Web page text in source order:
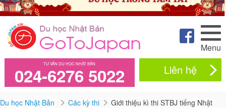
Menu
TƯ VẤN DU HỌC NHẬT BẢN
024-6276 5022 Liên hệ
Du học Nhật Bản Các kỳ thi
Giới thiệu kì thi STBJ tiếng Nhật